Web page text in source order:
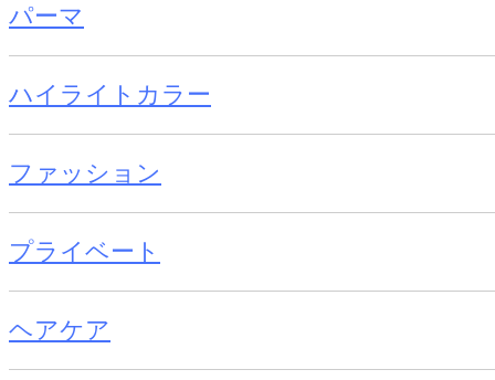
パーマ
ハイライトカラー
ファッション
プライベート
ヘアケア